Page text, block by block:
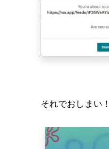
それでおしまい！